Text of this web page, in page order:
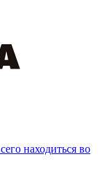
находиться во